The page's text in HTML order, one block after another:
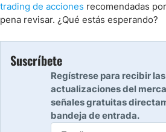
trading de acciones recomendadas
pena revisar. ¿Qué estás esperando?
Suscríbete
Regístrese para recibir
actualizaciones del
señales gratuitas
bandeja de entrada.